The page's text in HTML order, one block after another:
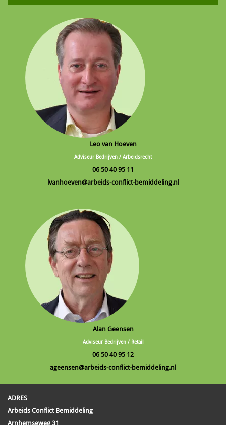
Leo van Hoeven
Adviseur Bedrijven / Arbeidsrecht
06 50 40 95 11
lvanhoeven@arbeids-conflict-bemiddeling.nl
Alan Geensen
Adviseur Bedrijven / Retail
06 50 40 95 12
ageensen@arbeids-conflict-bemiddeling.nl
ADRES
Arbeids Conflict Bemiddeling
Arnhemseweg 31